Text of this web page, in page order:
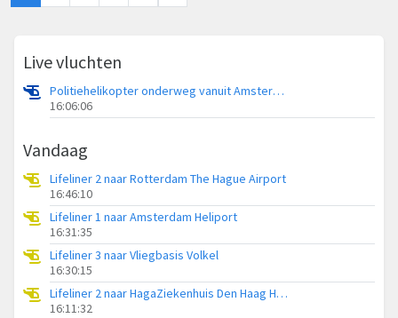
Live vluchten
Politiehelikopter onderweg vanuit Amsterdam Vliegveld Schiphol
16:06:06
Vandaag
Lifeliner 2 naar Rotterdam The Hague Airport
16:46:10
Lifeliner 1 naar Amsterdam Heliport
16:31:35
Lifeliner 3 naar Vliegbasis Volkel
16:30:15
Lifeliner 2 naar HagaZiekenhuis Den Haag Heliport
16:11:32